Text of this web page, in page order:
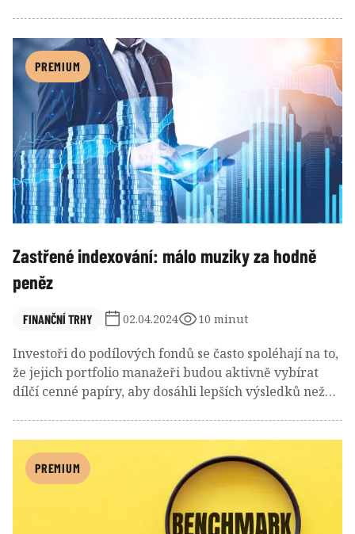
klientských portfolií podle sledovaných investičních
cílů.PREMIUM
Zastřené indexování: málo muziky za hodně
peněz
FINANČNÍ TRHY 02.04.2024 10 minut
Investoři do podílových fondů se často spoléhají na to,
že jejich portfolio manažeři budou aktivně vybírat
dílčí cenné papíry, aby dosáhli lepších výsledků než
aktivního řízení ve skutečnosti maskuje pasivní
přístupy ke správě portfolia, ale vybírá za ně vyšší
manažerský poplatek jako za aktivní řízení. Zvýšenou
kritiku sklízí zastřené indexování zejména u
akciových fondů, kde je asi nejvíce vidět, že nepřináší
PREMIUM